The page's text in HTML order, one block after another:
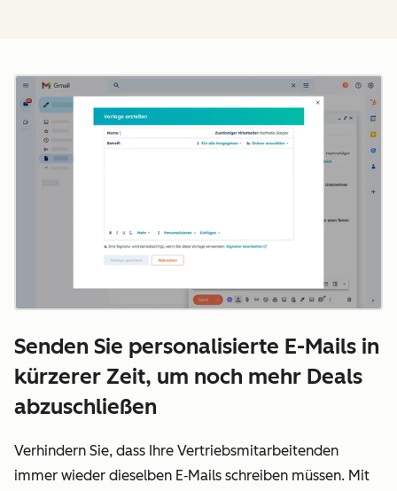
Senden Sie personalisierte E-Mails in
kürzerer Zeit, um noch mehr Deals
abzuschließen
Verhindern Sie, dass Ihre Vertriebsmitarbeitenden
immer wieder dieselben E‑Mails schreiben müssen. Mit